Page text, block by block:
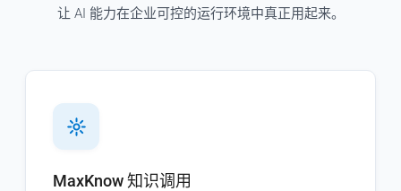
让 AI 能力在企业可控的运行环境中真正用起来。
MaxKnow 知识调用